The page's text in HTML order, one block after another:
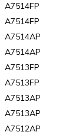
A7514FP
A7514FP
A7514AP
A7514AP
A7513FP
A7513FP
A7513AP
A7513AP
A7512AP